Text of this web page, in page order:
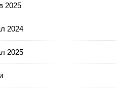
2025
2024
2025